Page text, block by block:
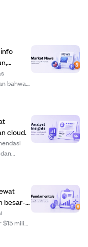
bahwa
cloud.
besar-
miliar